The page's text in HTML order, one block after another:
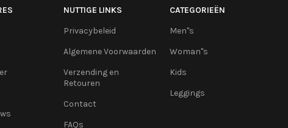
NUTTIGE LINKS
Privacybeleid
Algemene Voorwaarden
Verzending en
Retouren
Contact
FAQs
CATEGORIEËN
Men''s
Woman''s
Kids
Leggings